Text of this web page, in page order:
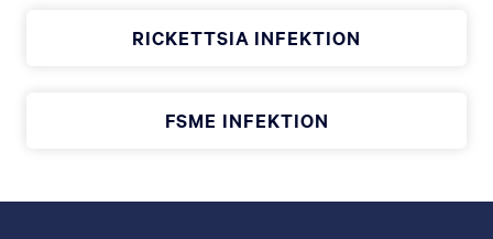
RICKETTSIA INFEKTION
FSME INFEKTION